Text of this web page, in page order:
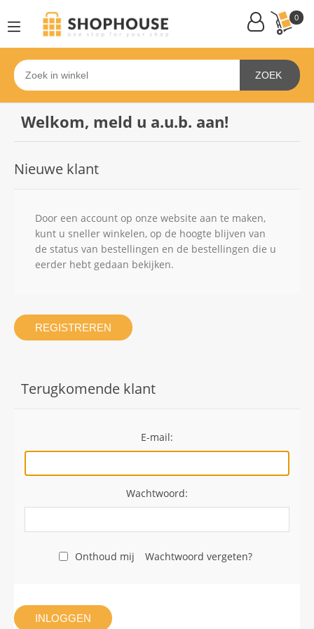
0
ZOEK
Welkom, meld u a.u.b. aan!
Nieuwe klant
Door een account op onze website aan te maken,
kunt u sneller winkelen, op de hoogte blijven van
de status van bestellingen en de bestellingen die u
eerder hebt gedaan bekijken.
REGISTREREN
Terugkomende klant
E-mail:
Wachtwoord:
Onthoud mij Wachtwoord vergeten?
INLOGGEN